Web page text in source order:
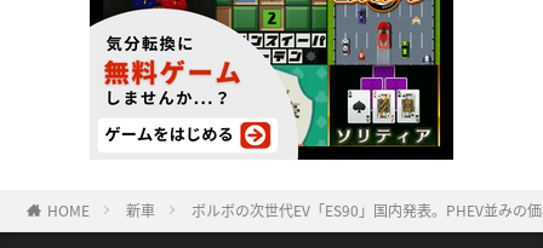
HOME 新車 ボルボの次世代EV「ES90」国内発表。PHEV並みの